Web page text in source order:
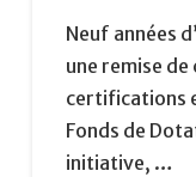
Neuf années
une remise
certifications
Fonds de
initiative, …